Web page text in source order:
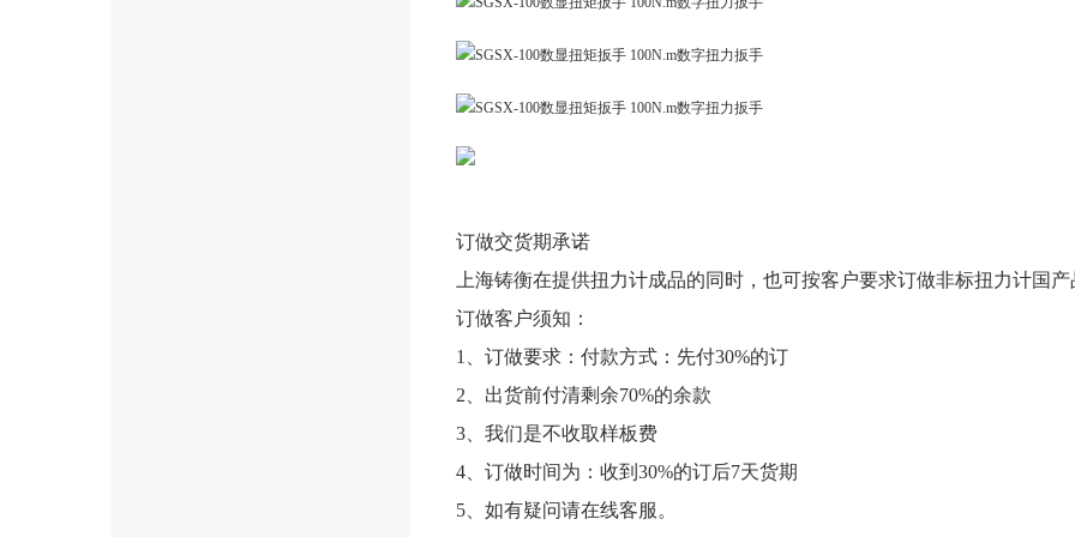
订做交货期承诺
上海铸衡在提供扭力计成品的同时，也可按客户要求订做非标扭力计国产
订做客户须知：
1、订做要求：付款方式：先付30%的订
2、出货前付清剩余70%的余款
3、我们是不收取样板费
4、订做时间为：收到30%的订后7天货期
5、如有疑问请在线客服。